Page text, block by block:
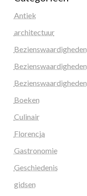
Antiek
architectuur
Bezienswaardigheden
Bezienswaardigheden
Bezienswaardigheden
Boeken
Culinair
Florencja
Gastronomie
Geschiedenis
gidsen